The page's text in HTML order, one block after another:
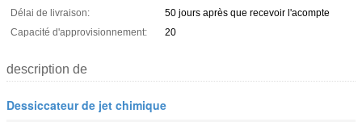
Délai de livraison:
50 jours après que recevoir l'acompte
Capacité d'approvisionnement:
20
description de
Dessiccateur de jet chimique